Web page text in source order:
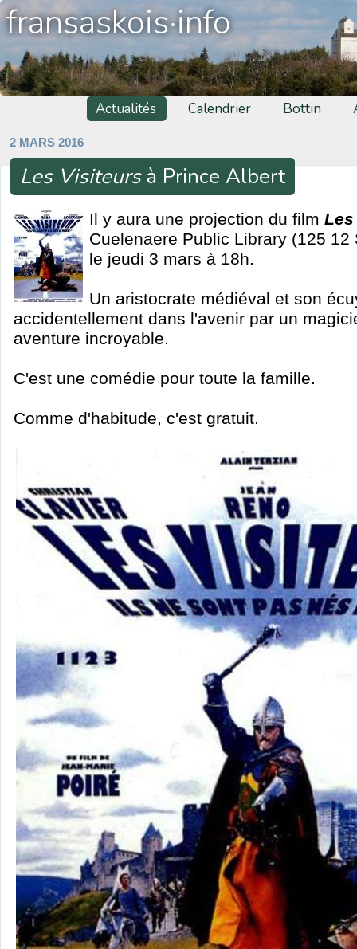
fransaskois·info
Actualités Calendrier Bottin
2 MARS 2016
Les Visiteursà Prince Albert
Il y aura une projection du film
Cuelenaere Public Library (125 12
le jeudi 3 mars à 18h.
Un aristocrate médiéval et son
accidentellement dans l'avenir par un
aventure incroyable.
C'est une comédie pour toute la famille.
Comme d'habitude, c'est gratuit.